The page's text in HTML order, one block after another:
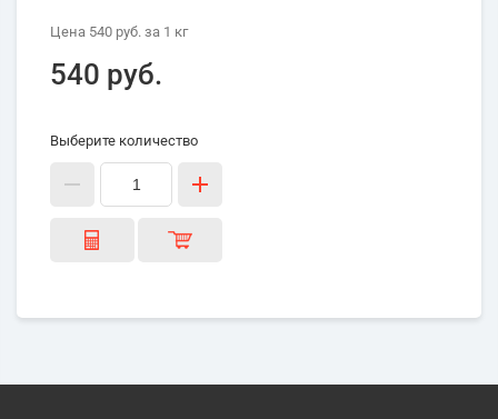
Цена 540 руб. за 1 кг
540 руб.
Выберите количество